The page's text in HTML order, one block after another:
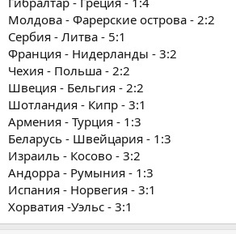
Молдова - Фарерские острова - 2:2
Сербия - Литва - 5:1
Франция - Нидерланды - 3:2
Чехия - Польша - 2:2
Швеция - Бельгия - 2:2
Шотландия - Кипр - 3:1
Армения - Турция - 1:3
Беларусь - Швейцария - 1:3
Израиль - Косово - 3:2
Андорра - Румыния - 1:3
Испания - Норвегия - 3:1
Хорватия -Уэльс - 3:1